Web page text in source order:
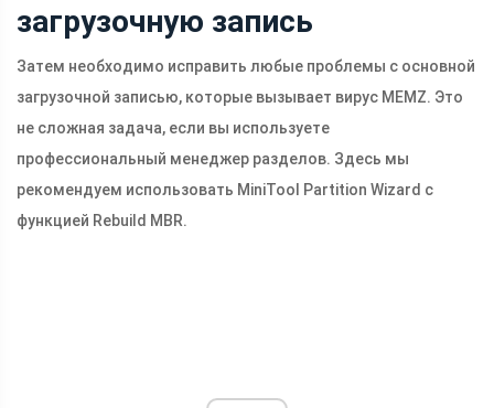
загрузочную запись
Затем необходимо исправить любые проблемы с основной
загрузочной записью, которые вызывает вирус MEMZ. Это
не сложная задача, если вы используете
профессиональный менеджер разделов. Здесь мы
рекомендуем использовать MiniTool Partition Wizard с
функцией Rebuild MBR.